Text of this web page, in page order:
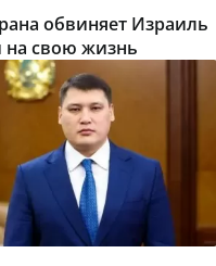
обвиняет Израиль
свою жизнь